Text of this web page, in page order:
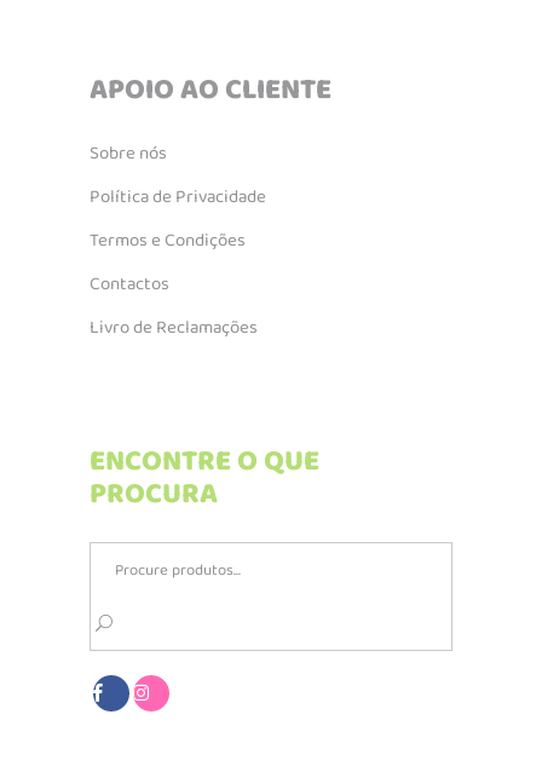
APOIO AO CLIENTE
Sobre nós
Política de Privacidade
Termos e Condições
Contactos
Livro de Reclamações
ENCONTRE O QUE
PROCURA